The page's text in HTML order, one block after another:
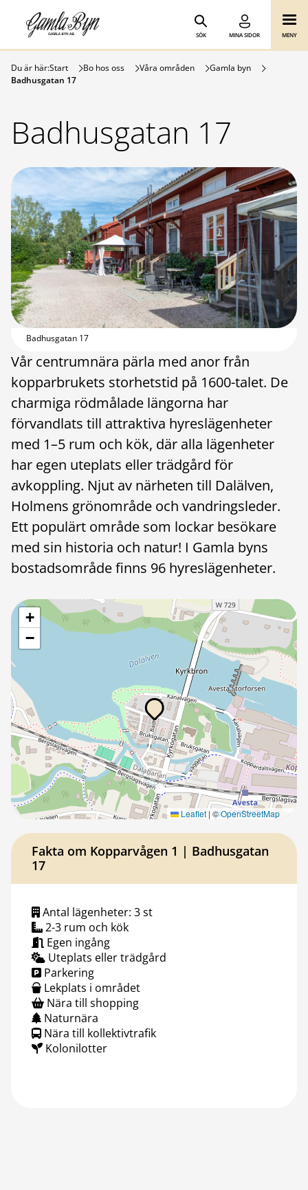
Hoppa till innehåll
Gamla Byn AB
SÖK MINA SIDOR MENY
Du är här:Start Bo hos oss Våra områden
Gamla byn
Badhusgatan 17
Badhusgatan 17
Badhusgatan 17
Vår centrumnära pärla med anor från
kopparbrukets storhetstid på 1600-talet. De
charmiga rödmålade längorna har
förvandlats till attraktiva hyreslägenheter
med 1–5 rum och kök, där alla lägenheter
har egen uteplats eller trädgård för
avkoppling. Njut av närheten till Dalälven,
Holmens grönområde och vandringsleder.
Ett populärt område som lockar besökare
med sin historia och natur! I Gamla byns
bostadsområde finns 96 hyreslägenheter.
+
−
Leaflet | ©OpenStreetMap
Fakta om Kopparvågen 1 | Badhusgatan
17
Antal lägenheter: 3 st
2-3 rum och kök
Egen ingång
Uteplats eller trädgård
Parkering
Lekplats i området
Nära till shopping
Naturnära
Nära till kollektivtrafik
Kolonilotter